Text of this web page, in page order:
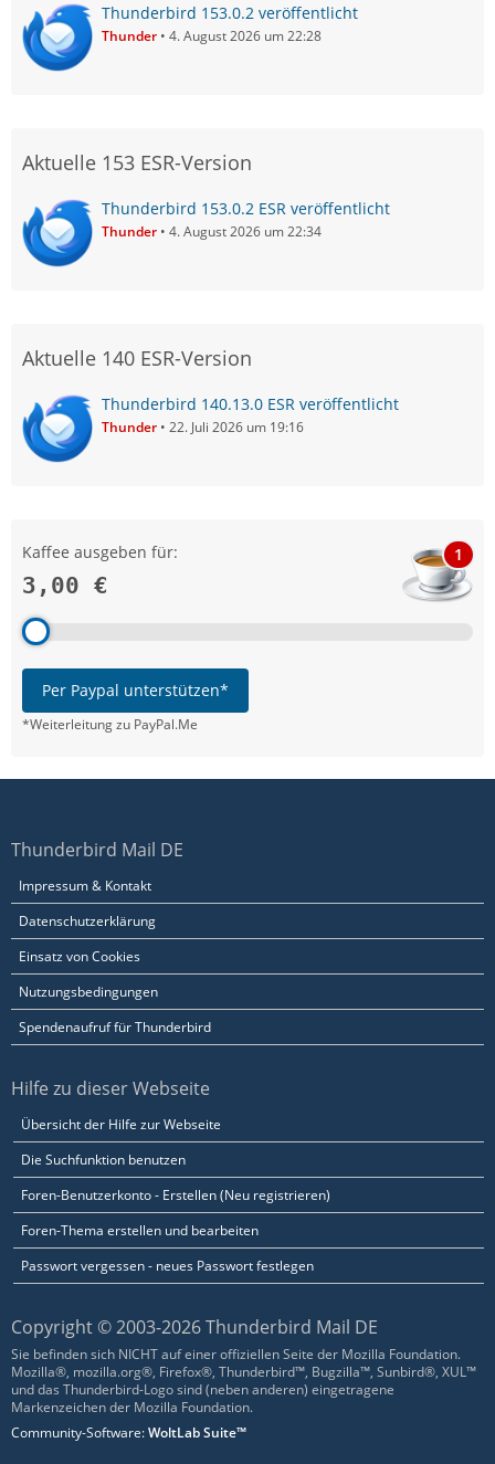
Thunderbird 153.0.2 veröffentlicht
Thunder 4. August 2026 um 22:28
Aktuelle 153 ESR-Version
Thunderbird 153.0.2 ESR veröffentlicht
Thunder 4. August 2026 um 22:34
Aktuelle 140 ESR-Version
Thunderbird 140.13.0 ESR veröffentlicht
Thunder 22. Juli 2026 um 19:16
Kaffee ausgeben für:
3,00 €
1
Per Paypal unterstützen*
*Weiterleitung zu PayPal.Me
Thunderbird Mail DE
Impressum & Kontakt
Datenschutzerklärung
Einsatz von Cookies
Nutzungsbedingungen
Spendenaufruf für Thunderbird
Hilfe zu dieser Webseite
Übersicht der Hilfe zur Webseite
Die Suchfunktion benutzen
Foren-Benutzerkonto - Erstellen (Neu registrieren)
Foren-Thema erstellen und bearbeiten
Passwort vergessen - neues Passwort festlegen
Copyright © 2003-2026 Thunderbird Mail DE
Sie befinden sich NICHT auf einer offiziellen Seite der Mozilla Foundation.
Mozilla®, mozilla.org®, Firefox®, Thunderbird™, Bugzilla™, Sunbird®, XUL™
und das Thunderbird-Logo sind (neben anderen) eingetragene
Markenzeichen der Mozilla Foundation.
Community-Software:WoltLab Suite™